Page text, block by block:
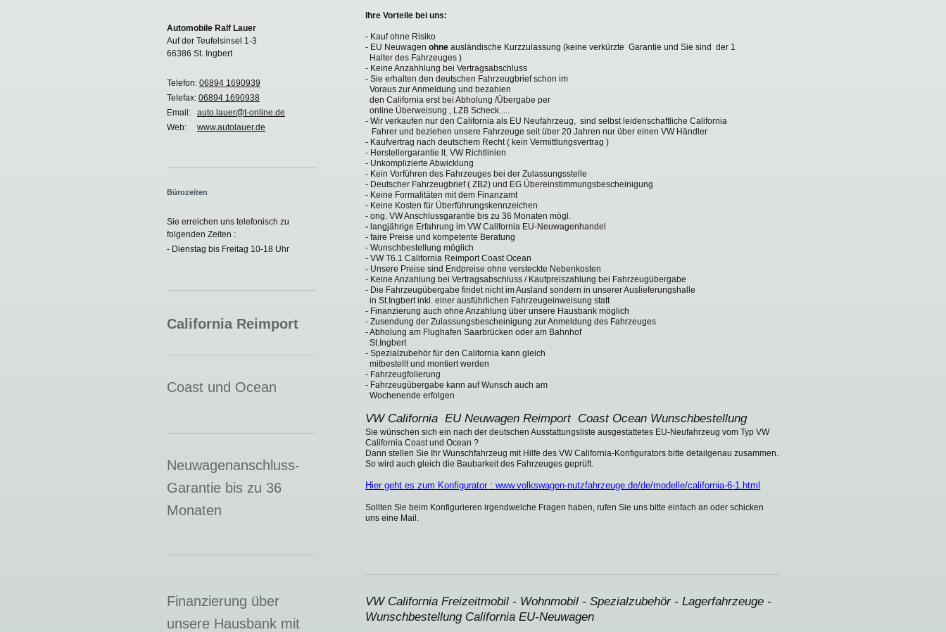
Ihre Vorteile bei uns:
- Kauf ohne Risiko
- EU Neuwagenohne ausländische Kurzzulassung (keine verkürzte Garantie und Sie sind der 1
Halter des Fahrzeuges )
- Keine Anzahhlung bei Vertragsabschluss
- Sie erhalten den deutschen Fahrzeugbrief schon im
Voraus zur Anmeldung und bezahlen
den California erst bei Abholung /Übergabe per
online Überweisung , LZB Scheck.....
- Wir verkaufen nur den California als EU Neufahrzeug, sind selbst leidenschaftliche California
Fahrer und beziehen unsere Fahrzeuge seit über 20 Jahren nur über einen VW Händler
- Kaufvertrag nach deutschem Recht ( kein Vermittlungsvertrag )
- Herstellergarantie lt. VW Richtlinien
- Unkomplizierte Abwicklung
- Kein Vorführen des Fahrzeuges bei der Zulassungsstelle
- Deutscher Fahrzeugbrief ( ZB2) und EG Übereinstimmungsbescheinigung
- Keine Formalitäten mit dem Finanzamt
- Keine Kosten für Überführungskennzeichen
- orig. VW Anschlussgarantie bis zu 36 Monaten mögl.
- langjährige Erfahrung im VW California EU-Neuwagenhandel
- faire Preise und kompetente Beratung
- Wunschbestellung möglich
- VW T6.1 California Reimport Coast Ocean
- Unsere Preise sind Endpreise ohne versteckte Nebenkosten
- Keine Anzahlung bei Vertragsabschluss / Kaufpreiszahlung bei Fahrzeugübergabe
- Die Fahrzeugübergabe findet nicht im Ausland sondern in unserer Auslieferungshalle
in St.Ingbert inkl. einer ausführlichen Fahrzeugeinweisung statt
- Finanzierung auch ohne Anzahlung über unsere Hausbank möglich
- Zusendung der Zulassungsbescheinigung zur Anmeldung des Fahrzeuges
- Abholung am Flughafen Saarbrücken oder am Bahnhof
St.Ingbert
- Spezialzubehör für den California kann gleich
mitbestellt und montiert werden
- Fahrzeugfolierung
- Fahrzeugübergabe kann auf Wunsch auch am
Wochenende erfolgen
VW California EU Neuwagen Reimport Coast Ocean Wunschbestellung
Sie wünschen sich ein nach der deutschen Ausstattungsliste ausgestattetes EU-Neufahrzeug vom Typ VW
California Coast und Ocean ?
Dann stellen Sie Ihr Wunschfahrzeug mit Hilfe des VW California-Konfigurators bitte detailgenau zusammen.
So wird auch gleich die Baubarkeit des Fahrzeuges geprüft.
Hier geht es zum Konfigurator : www.volkswagen-nutzfahrzeuge.de/de/modelle/california-6-1.html
Sollten Sie beim Konfigurieren irgendwelche Fragen haben, rufen Sie uns bitte einfach an oder schicken
uns eine Mail.
VW California Freizeitmobil - Wohnmobil - Spezialzubehör - Lagerfahrzeuge -
Wunschbestellung California EU-Neuwagen
Automobile Ralf Lauer
Auf der Teufelsinsel 1-3
66386 St. Ingbert
Telefon: 06894 1690939
Telefax: 06894 1690938
Email: auto.lauer@t-online.de
Web: www.autolauer.de
Bürozeiten
Sie erreichen uns telefonisch zu
folgenden Zeiten :
- Dienstag bis Freitag 10-18 Uhr
California Reimport
Coast und Ocean
Neuwagenanschluss-
Garantie bis zu 36
Monaten
Finanzierung über
unsere Hausbank mit